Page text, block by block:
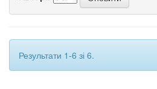
Результати 1-6 зі 6.